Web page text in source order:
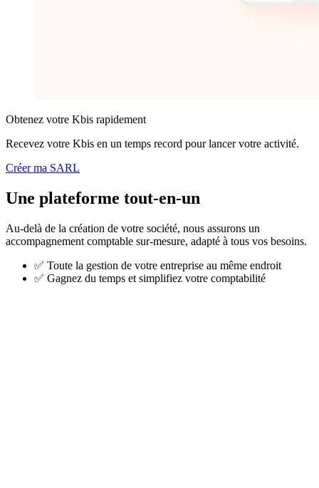
Obtenez votre Kbis rapidement
Recevez votre Kbis en un temps record pour lancer votre activité.
Créer ma SARL
Une plateforme tout-en-un
Au-delà de la création de votre société, nous assurons un
accompagnement comptable sur-mesure, adapté à tous vos besoins.
✅ Toute la gestion de votre entreprise au même endroit
✅ Gagnez du temps et simplifiez votre comptabilité